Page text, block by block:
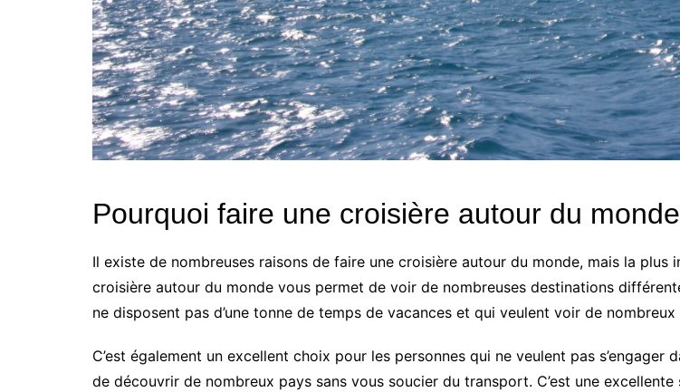
Pourquoi faire une croisière autour du
Il existe de nombreuses raisons de faire une croisière autour du monde, mais la plus
croisière autour du monde vous permet de voir de nombreuses destinations
ne disposent pas d’une tonne de temps de vacances et qui veulent voir de nombreux
C’est également un excellent choix pour les personnes qui ne veulent pas
de découvrir de nombreux pays sans vous soucier du transport. C’est une